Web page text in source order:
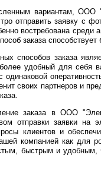
вариантам, ООО
отправить заявку с
востребована
заказа
способов заказа
удобный для себя
одинаковой
своих партнеров и
заказа в ООО
отправки заявки
клиентов и
компанией как для
быстрым и удобным,